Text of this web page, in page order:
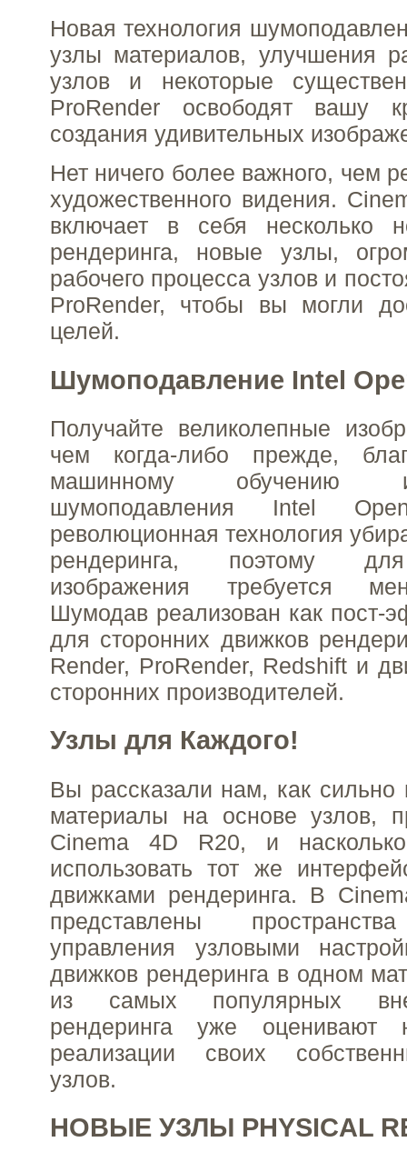
Новая технология
узлы материалов, улучшения
узлов и некоторые
ProRender освободят вашу
создания удивительных
Нет ничего более важного, чем
художественного видения.
включает в себя несколько
рендеринга, новые узлы,
рабочего процесса узлов и
ProRender, чтобы вы могли
целей.
Шумоподавление Intel
Получайте великолепные
чем когда-либо прежде,
машинному обучению
шумоподавления Intel
революционная технология
рендеринга, поэтому
изображения требуется
Шумодав реализован как пост-
для сторонних движков
Render, ProRender, Redshift и
сторонних производителей.
Узлы для Каждого!
Вы рассказали нам, как
материалы на основе узлов,
Cinema 4D R20, и
использовать тот же
движками рендеринга. В
представлены
управления узловыми
движков рендеринга в одном
из самых популярных
рендеринга уже
реализации своих
узлов.
НОВЫЕ УЗЛЫ PHYSICAL